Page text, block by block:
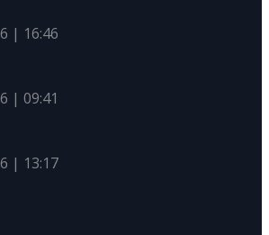
| 16:46
| 09:41
| 13:17